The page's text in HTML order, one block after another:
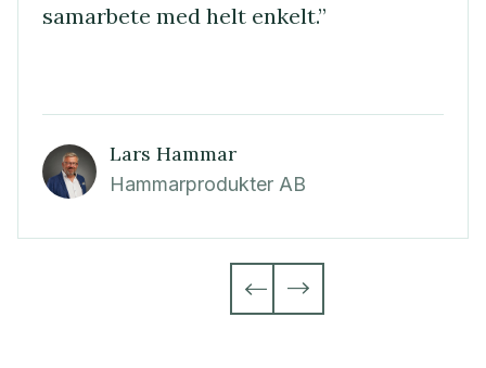
samarbete med helt enkelt.”
Lars Hammar
Hammarprodukter AB
 